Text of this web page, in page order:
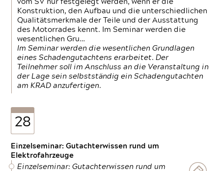
vom SV nur festgelegt werden, wenn er die
Konstruktion, den Aufbau und die unterschiedlichen
Qualitätsmerkmale der Teile und der Ausstattung
des Motorrades kennt. Im Seminar werden die
wesentlichen Gru…
Im Seminar werden die wesentlichen Grundlagen
eines Schadengutachtens erarbeitet. Der
Teilnehmer soll im Anschluss an die Veranstaltung in
der Lage sein selbstständig ein Schadengutachten
am KRAD anzufertigen.
28
Einzelseminar: Gutachterwissen rund um
Elektrofahrzeuge
Einzelseminar: Gutachterwissen rund um